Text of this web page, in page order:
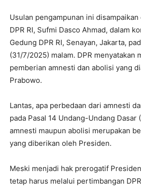
Usulan pengampunan ini disampaikan
DPR RI, Sufmi Dasco Ahmad, dalam
Gedung DPR RI, Senayan, Jakarta,
(31/7/2025) malam. DPR menyatakan
pemberian amnesti dan abolisi yang
Prabowo.
Lantas, apa perbedaan dari amnesti
pada Pasal 14 Undang-Undang Dasar
amnesti maupun abolisi merupakan
yang diberikan oleh Presiden.
Meski menjadi hak prerogatif
tetap harus melalui pertimbangan